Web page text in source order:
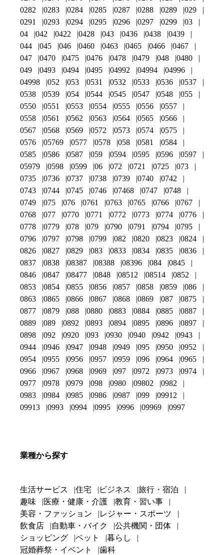
0282
0283 0284 0285 0287 0288 0289
029
0291
0293 0294 0295 0296 0297 0299
03
04
042 0422 0428 043 0436 0438
0439
044
045 046 0460 0463 0465 0466
0467
047
0470 0475 0476 0478 0479 048
0480
049
0493 0494 0495 04992 04994
04996
04998
052 053 0531 0532 0533 0536
0537
0538
0539 054 0544 0545 0547 0548
055
0550
0551 0553 0554 0555 0556
0557
0558
0561 0562 0563 0564 0565
0566
0567
0568 0569 0572 0573 0574
0575
0576
05769 0577 0578 058 0581
0584
0585
0586 0587 059 0594 0595 0596
0597
05979
0598 0599 06 072 0721 0725
073
0735
0736 0737 0738 0739 0740
0742
0743
0744 0745 0746 07468 0747
0748
0749
075 076 0761 0763 0765 0766
0767
0768
077 0770 0771 0772 0773 0774
0776
0778
0779 078 079 0790 0791 0794
0795
0796
0797 0798 0799 082 0820 0823
0824
0826
0827 0829 083 0833 0834 0835
0836
0837
0838 08387 08388 08396 084
0845
0846
0847 08477 0848 08512 08514
0852
0853
0854 0855 0856 0857 0858 0859
086
0863
0865 0866 0867 0868 0869 087
0875
0877
0879 088 0880 0883 0884 0885
0887
0889
089 0892 0893 0894 0895 0896
0897
0898
092 0920 093 0930 0940 0942
0943
0944
0946 0947 0948 0949 095 0950
0952
0954
0955 0956 0957 0959 096 0964
0965
0966
0967 0968 0969 097 0972 0973
0974
0977
0978 0979 098 0980 09802
0982
0983
0984 0985 0986 0987 099
09912
09913
0993 0994 0995 0996 09969 0997
業種から探す
生活サービス 住宅 ビジネス
旅行・宿泊
趣味
医療・健康・介護
教育・習い事
美容・ファッション
レジャー・スポーツ
飲食店
自動車・バイク
公共機関・団体
ショッピング
ペット
暮らし
冠婚葬祭・イベント
歯科